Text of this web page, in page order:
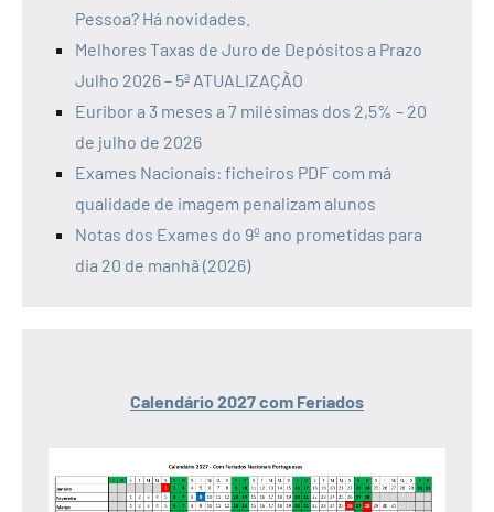
Pessoa? Há novidades.
Melhores Taxas de Juro de Depósitos a Prazo
Julho 2026 – 5ª ATUALIZAÇÃO
Euribor a 3 meses a 7 milésimas dos 2,5% – 20
de julho de 2026
Exames Nacionais: ficheiros PDF com má
qualidade de imagem penalizam alunos
Notas dos Exames do 9º ano prometidas para
dia 20 de manhã (2026)
Calendário 2027 com Feriados